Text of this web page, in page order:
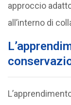
approccio
all’interno di